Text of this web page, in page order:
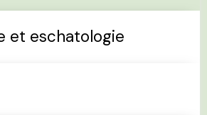
et eschatologie